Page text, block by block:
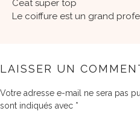
Ceat super top
Le coiffure est un grand
LAISSER UN
Votre adresse e-mail ne sera pas
sont indiqués avec *